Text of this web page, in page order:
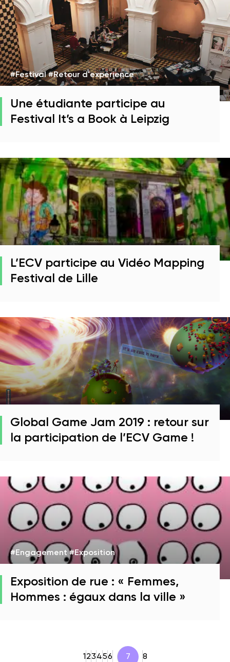
#Festival #Retour d'expérience
Une étudiante participe au
Festival It’s a Book à Leipzig
L’ECV participe au Vidéo Mapping
Festival de Lille
Global Game Jam 2019 : retour sur
la participation de l’ECV Game !
#Engagement #Exposition
Exposition de rue : « Femmes,
Hommes : égaux dans la ville »
1 23456 7 8